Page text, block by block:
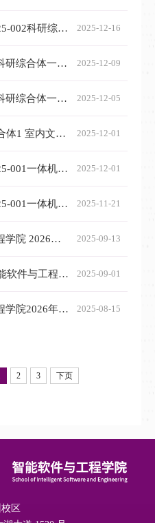
2025-12-16
智能软件与工程学院2025-002科研综合体1室内文化设计、制作安装服务项目采购成交公告
2025-12-09
南京大学苏州校区西区科研综合体一室内装修改造工程暂停公告
2025-12-05
南京大学苏州校区西区科研综合体一室内装修改造工程采购公告
2025-12-01
南智软2025-002科研综合体1 室内文化设计、制作安装服务项目采购公告
2025-12-01
智能软件与工程学院2025-001一体机采购成交公告
2025-11-21
智能软件与工程学院2025-001一体机采购公告
2025-09-13
南京大学智能软件与工程学院 2026年接收推荐免试研究生工作实施细则
2025-09-01
《2025年度南京大学智能软件与工程学院推免生遴选工作实施细则》公示
2025-08-15
南京大学智能软件与工程学院2026年接收推荐免试研究生预报名通知
2 3 下页
区